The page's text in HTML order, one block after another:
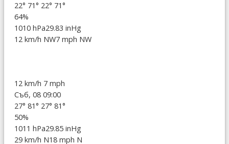
22° 71° 22° 71°
64%
1010 hPa29.83 inHg
12 km/h NW7 mph NW
12 km/h 7 mph
Съб, 08 09:00
27° 81° 27° 81°
50%
1011 hPa29.85 inHg
29 km/h N18 mph N